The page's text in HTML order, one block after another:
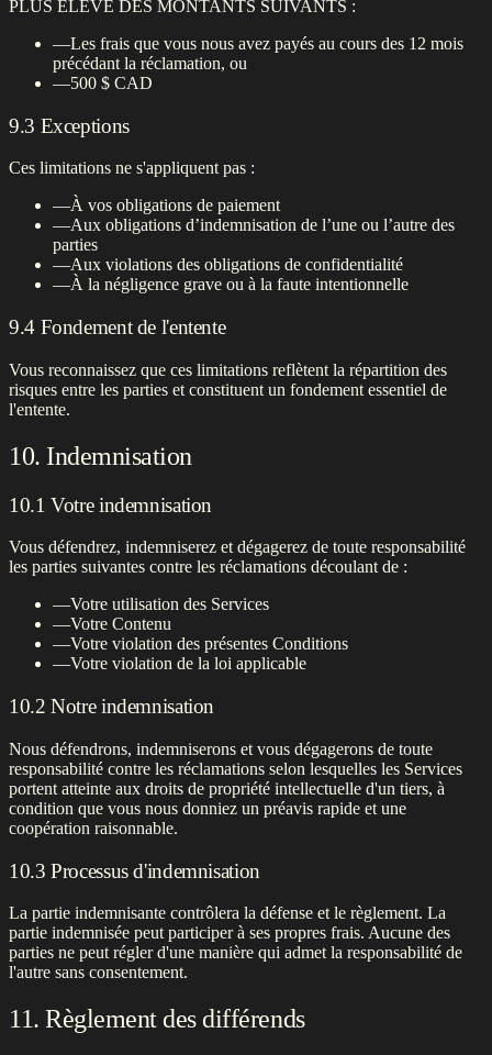
PLUS ÉLEVÉ DES MONTANTS SUIVANTS :
—Les frais que vous nous avez payés au cours des 12 mois
précédant la réclamation, ou
—500 $ CAD
9.3 Exceptions
Ces limitations ne s'appliquent pas :
—À vos obligations de paiement
—Aux obligations d’indemnisation de l’une ou l’autre des
parties
—Aux violations des obligations de confidentialité
—À la négligence grave ou à la faute intentionnelle
9.4 Fondement de l'entente
Vous reconnaissez que ces limitations reflètent la répartition des
risques entre les parties et constituent un fondement essentiel de
l'entente.
10. Indemnisation
10.1 Votre indemnisation
Vous défendrez, indemniserez et dégagerez de toute responsabilité
les parties suivantes contre les réclamations découlant de :
—Votre utilisation des Services
—Votre Contenu
—Votre violation des présentes Conditions
—Votre violation de la loi applicable
10.2 Notre indemnisation
Nous défendrons, indemniserons et vous dégagerons de toute
responsabilité contre les réclamations selon lesquelles les Services
portent atteinte aux droits de propriété intellectuelle d'un tiers, à
condition que vous nous donniez un préavis rapide et une
coopération raisonnable.
10.3 Processus d'indemnisation
La partie indemnisante contrôlera la défense et le règlement. La
partie indemnisée peut participer à ses propres frais. Aucune des
parties ne peut régler d'une manière qui admet la responsabilité de
l'autre sans consentement.
11. Règlement des différends